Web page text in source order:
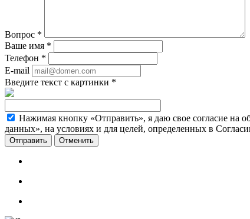
Вопрос *
Ваше имя *
Телефон *
E-mail
Введите текст с картинки *
Нажимая кнопку «Отправить», я даю свое согласие на
данных», на условиях и для целей, определенных в
Отменить